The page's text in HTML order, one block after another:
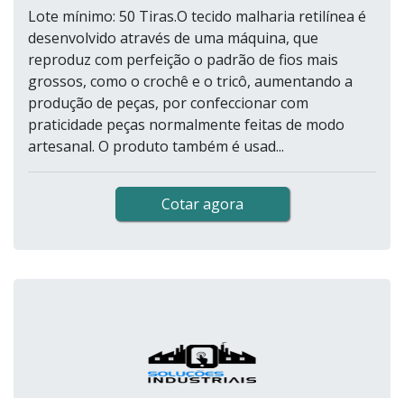
Lote mínimo: 50 Tiras.O tecido malharia retilínea é
desenvolvido através de uma máquina, que
reproduz com perfeição o padrão de fios mais
grossos, como o crochê e o tricô, aumentando a
produção de peças, por confeccionar com
praticidade peças normalmente feitas de modo
artesanal. O produto também é usad...
Cotar agora